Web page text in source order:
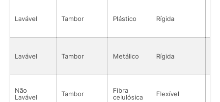
Lavável Tambor Plástico Rígida
Lavável Tambor Metálico Rígida
Não
Lavável
Tambor
Fibra
celulósica
Flexível